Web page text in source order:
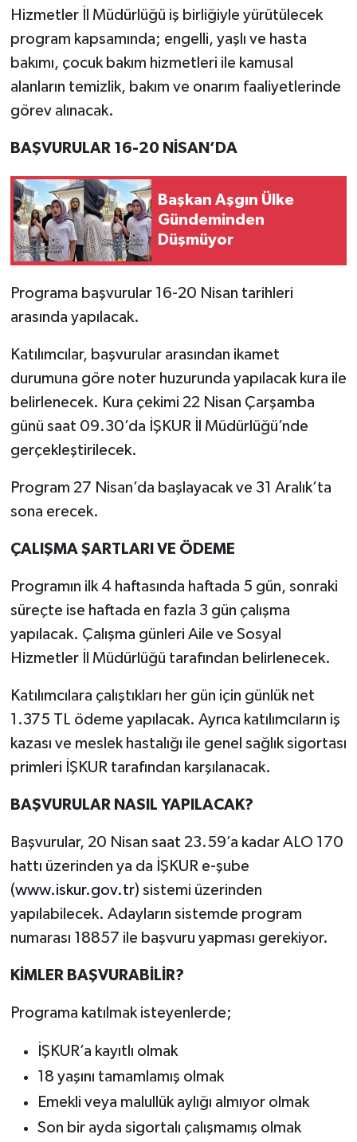
Hizmetler İl Müdürlüğü iş birliğiyle yürütülecek
program kapsamında; engelli, yaşlı ve hasta
bakımı, çocuk bakım hizmetleri ile kamusal
alanların temizlik, bakım ve onarım faaliyetlerinde
görev alınacak.
BAŞVURULAR 16-20 NİSAN’DA
Başkan Aşgın Ülke
Gündeminden
Düşmüyor
Programa başvurular 16-20 Nisan tarihleri
arasında yapılacak.
Katılımcılar, başvurular arasından ikamet
durumuna göre noter huzurunda yapılacak kura ile
belirlenecek. Kura çekimi 22 Nisan Çarşamba
günü saat 09.30’da İŞKUR İl Müdürlüğü’nde
gerçekleştirilecek.
Program 27 Nisan’da başlayacak ve 31 Aralık’ta
sona erecek.
ÇALIŞMA ŞARTLARI VE ÖDEME
Programın ilk 4 haftasında haftada 5 gün, sonraki
süreçte ise haftada en fazla 3 gün çalışma
yapılacak. Çalışma günleri Aile ve Sosyal
Hizmetler İl Müdürlüğü tarafından belirlenecek.
Katılımcılara çalıştıkları her gün için günlük net
1.375 TL ödeme yapılacak. Ayrıca katılımcıların iş
kazası ve meslek hastalığı ile genel sağlık sigortası
primleri İŞKUR tarafından karşılanacak.
BAŞVURULAR NASIL YAPILACAK?
Başvurular, 20 Nisan saat 23.59’a kadar ALO 170
hattı üzerinden ya da İŞKUR e-şube
(www.iskur.gov.tr) sistemi üzerinden
yapılabilecek. Adayların sistemde program
numarası 18857 ile başvuru yapması gerekiyor.
KİMLER BAŞVURABİLİR?
Programa katılmak isteyenlerde;
İŞKUR’a kayıtlı olmak
18 yaşını tamamlamış olmak
Emekli veya malullük aylığı almıyor olmak
Son bir ayda sigortalı çalışmamış olmak